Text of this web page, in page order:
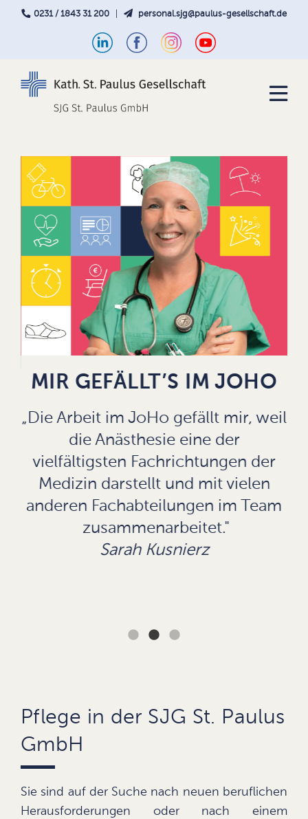
0231 / 1843 31 200 personal.sjg@paulus-gesellschaft.de
MIR GEFÄLLT’S IM JOHO
„Die Arbeit im JoHo gefällt mir, weil
die Anästhesie eine der
vielfältigsten Fachrichtungen der
Medizin darstellt und mit vielen
anderen Fachabteilungen im Team
zusammenarbeitet."
Sarah Kusnierz
Pflege in der SJG St. Paulus
GmbH
Sie sind auf der Suche nach neuen beruflichen
Herausforderungen oder nach einem